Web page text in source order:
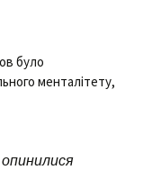
було
менталітету,